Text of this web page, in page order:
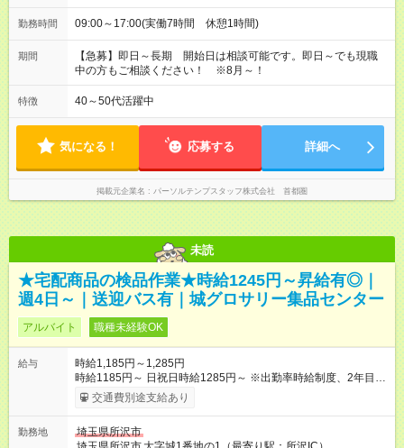
勤務時間 09:00～17:00(実働7時間 休憩1時間)
期間
【急募】即日～長期 開始日は相談可能です。即日～でも現職
中の方もご相談ください！ ※8月～！
特徴 40～50代活躍中
気になる！ 応募する 詳細へ
掲載元企業名 パーソルテンプスタッフ株式会社 首都圏
未読
★宅配商品の検品作業★時給1245円～昇給有◎｜
週4日～｜送迎バス有｜城グロサリー集品センター
アルバイト 職種未経験OK
給与
時給1,185円～1,285円
時給1185円～ 日祝日時給1285円～ ※出勤率時給制度、2年目の
時給は＋最大25円！（出勤率に応じます） ※夏冬慰労金制度、
年額最大10万円支給！（勤続年数に応じます） 【試用期間】試
と同じです。
交通費別途支給あり
勤務地
埼玉県所沢市